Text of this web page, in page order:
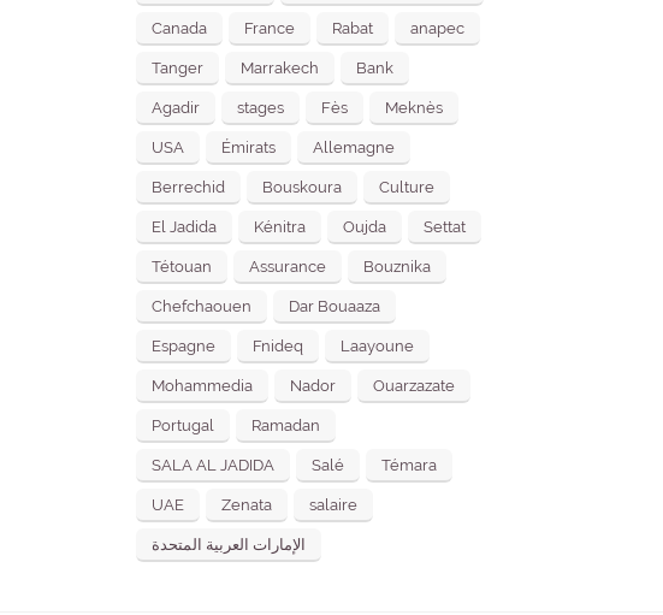
Canada France Rabat anapec
Tanger Marrakech Bank
Agadir stages Fès Meknès
USA Émirats Allemagne
Berrechid Bouskoura Culture
El Jadida Kénitra Oujda Settat
Tétouan Assurance Bouznika
Chefchaouen Dar Bouaaza
Espagne Fnideq Laayoune
Mohammedia Nador Ouarzazate
Portugal Ramadan
SALA AL JADIDA Salé Témara
UAE Zenata salaire
الإمارات العربية المتحدة